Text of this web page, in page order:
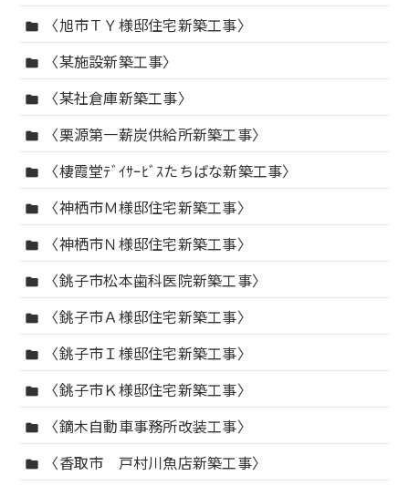
folder 〈旭市ＴＹ様邸住宅新築工事〉
folder 〈某施設新築工事〉
folder 〈某社倉庫新築工事〉
folder 〈栗源第一薪炭供給所新築工事〉
folder 〈棲霞堂ﾃﾞｲｻｰﾋﾞｽたちばな新築工事〉
folder 〈神栖市Ｍ様邸住宅新築工事〉
folder 〈神栖市Ｎ様邸住宅新築工事〉
folder 〈銚子市松本歯科医院新築工事〉
folder 〈銚子市Ａ様邸住宅新築工事〉
folder 〈銚子市Ｉ様邸住宅新築工事〉
folder 〈銚子市Ｋ様邸住宅新築工事〉
folder 〈鏑木自動車事務所改装工事〉
folder 〈香取市 戸村川魚店新築工事〉